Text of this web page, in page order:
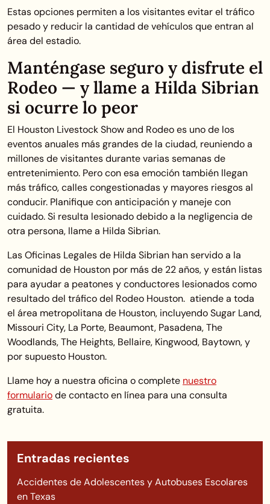
Estas opciones permiten a los visitantes evitar el tráfico
pesado y reducir la cantidad de vehículos que entran al
área del estadio.
Manténgase seguro y disfrute el
Rodeo — y llame a Hilda Sibrian
si ocurre lo peor
El Houston Livestock Show and Rodeo es uno de los
eventos anuales más grandes de la ciudad, reuniendo a
millones de visitantes durante varias semanas de
entretenimiento. Pero con esa emoción también llegan
más tráfico, calles congestionadas y mayores riesgos al
conducir. Planifique con anticipación y maneje con
cuidado. Si resulta lesionado debido a la negligencia de
otra persona, llame a Hilda Sibrian.
Las Oficinas Legales de Hilda Sibrian han servido a la
comunidad de Houston por más de 22 años, y están listas
para ayudar a peatones y conductores lesionados como
resultado del tráfico del Rodeo Houston. atiende a toda
el área metropolitana de Houston, incluyendo Sugar Land,
Missouri City, La Porte, Beaumont, Pasadena, The
Woodlands, The Heights, Bellaire, Kingwood, Baytown, y
por supuesto Houston.
Llame hoy a nuestra oficina o complete nuestro
formulariode contacto en línea para una consulta
gratuita.
Entradas recientes
Accidentes de Adolescentes y Autobuses Escolares
en Texas